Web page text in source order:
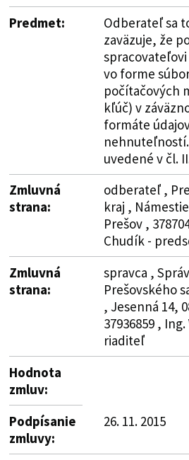
Predmet:
Odberateľ sa
zaväzuje, že
vo forme
počítačových
kľúč) v
formáte
uvedené v čl.
Zmluvná
strana:
odberateľ ,
kraj ,
Prešov ,
Chudík -
Zmluvná
strana:
spravca ,
Prešovského
, Jesenná 14,
37936859 ,
riaditeľ
Hodnota
zmluv:
Podpísanie
zmluvy:
26. 11. 2015